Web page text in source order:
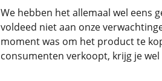
We hebben het allemaal wel eens
voldeed niet aan onze
moment was om het product te
consumenten verkoopt, krijg je